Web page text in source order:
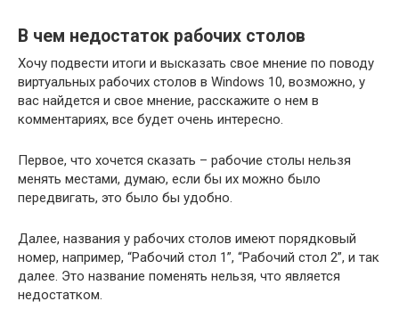
В чем недостаток рабочих столов
Хочу подвести итоги и высказать свое мнение по поводу
виртуальных рабочих столов в Windows 10, возможно, у
вас найдется и свое мнение, расскажите о нем в
комментариях, все будет очень интересно.
Первое, что хочется сказать – рабочие столы нельзя
менять местами, думаю, если бы их можно было
передвигать, это было бы удобно.
Далее, названия у рабочих столов имеют порядковый
номер, например, “Рабочий стол 1”, “Рабочий стол 2”, и так
далее. Это название поменять нельзя, что является
недостатком.